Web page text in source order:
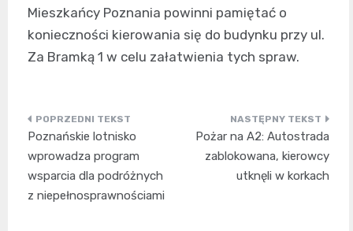
Mieszkańcy Poznania powinni pamiętać o
konieczności kierowania się do budynku przy ul.
Za Bramką 1 w celu załatwienia tych spraw.
Nawigacja
wpisu
Poznańskie lotnisko
wprowadza program
wsparcia dla podróżnych
z niepełnosprawnościami
Pożar na A2: Autostrada
zablokowana, kierowcy
utknęli w korkach